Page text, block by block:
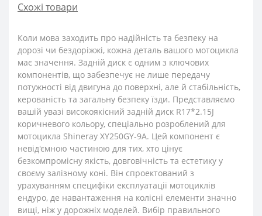
Схожі товари
Коли мова заходить про надійність та безпеку на
дорозі чи бездоріжжі, кожна деталь вашого мотоцикла
має значення. Задній диск є одним з ключових
компонентів, що забезпечує не лише передачу
потужності від двигуна до поверхні, але й стабільність,
керованість та загальну безпеку їзди. Представляємо
вашій увазі високоякісний задній диск R17*2.15J
коричневого кольору, спеціально розроблений для
мотоцикла Shineray XY250GY-9A. Цей компонент є
невід'ємною частиною для тих, хто цінує
безкомпромісну якість, довговічність та естетику у
своєму залізному коні. Він спроектований з
урахуванням специфіки експлуатації мотоциклів
ендуро, де навантаження на колісні елементи значно
вищі, ніж у дорожніх моделей. Вибір правильного